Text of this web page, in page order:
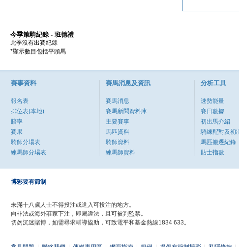
今季策騎紀錄 - 班德禮
此季沒有出賽紀錄
*顯示數目包括平頭馬
賽事資料
報名表
排位表(本地)
賠率
賽果
騎師分場表
練馬師分場表
賽馬消息及資訊
賽馬消息
賽馬新聞資料庫
主要賽事
馬匹資料
騎師資料
練馬師資料
分析工具
速勢能量
賽日數據
初出馬介紹
騎練配對及初
馬匹搬遷紀錄
貼士指數
博彩要有節制
未滿十八歲人士不得投注或進入可投注的地方。
向非法或海外莊家下注，即屬違法，且可被判監禁。
切勿沉迷賭博，如需尋求輔導協助，可致電平和基金熱線1834 633。